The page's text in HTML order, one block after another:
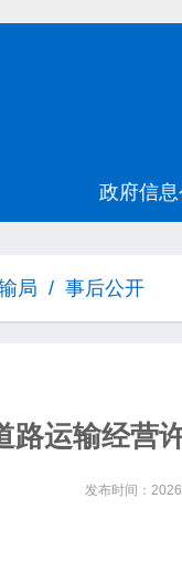
局 / 事后公开
路运输经营
发布时间：